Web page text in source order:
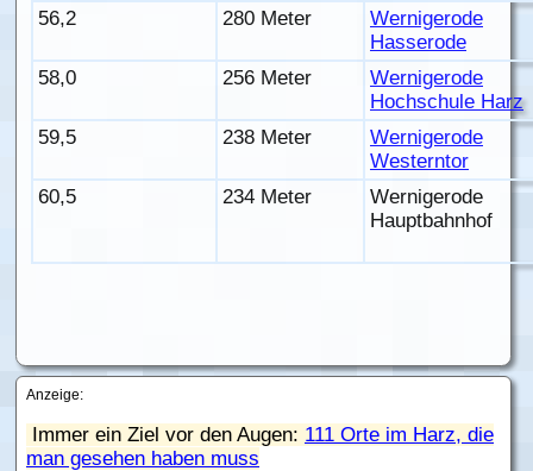
56,2 280 Meter
Wernigerode
Hasserode
58,0
256 Meter
Wernigerode
Hochschule Harz
59,5
238 Meter
Wernigerode
Westerntor
60,5
234 Meter
Wernigerode
Hauptbahnhof
Anzeige:
Immer ein Ziel vor den Augen: 111 Orte im Harz, die
man gesehen haben muss